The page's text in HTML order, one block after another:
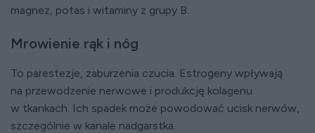
magnez, potas i witaminy z grupy B.
Mrowienie rąk i nóg
To parestezje, zaburzenia czucia. Estrogeny wpływają
na przewodzenie nerwowe i produkcję kolagenu
w tkankach. Ich spadek może powodować ucisk nerwów,
szczególnie w kanale nadgarstka.